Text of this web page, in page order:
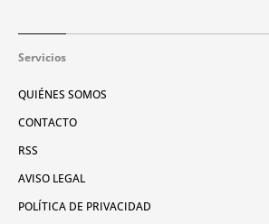
Servicios
QUIÉNES SOMOS
CONTACTO
RSS
AVISO LEGAL
POLÍTICA DE PRIVACIDAD